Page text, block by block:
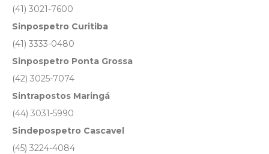
(41) 3021-7600
Sinpospetro Curitiba
(41) 3333-0480
Sinpospetro Ponta Grossa
(42) 3025-7074
Sintrapostos Maringá
(44) 3031-5990
Sindepospetro Cascavel
(45) 3224-4084